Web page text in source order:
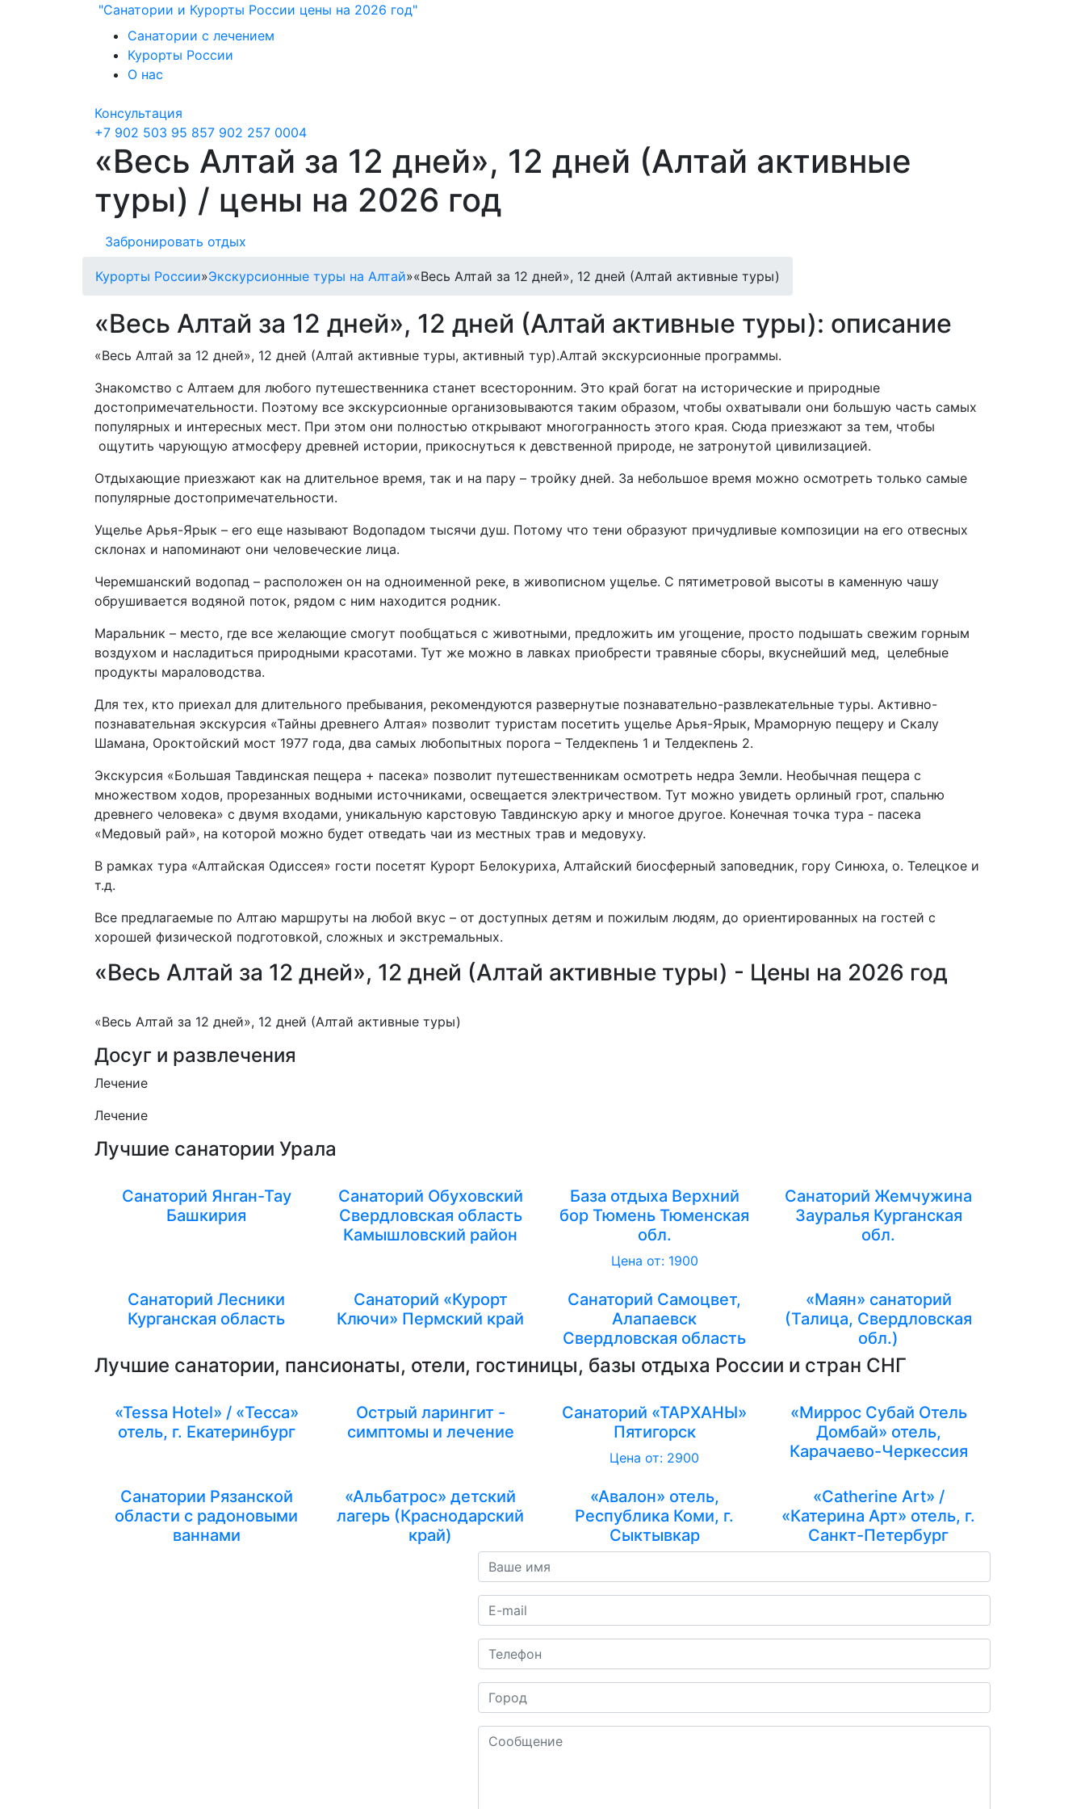
"Санатории и Курорты России цены на 2026 год"
Санатории с лечением
Курорты России
О нас
Консультация
+7 902 503 95 857 902 257 0004
«Весь Алтай за 12 дней», 12 дней (Алтай активные
туры) / цены на 2026 год
Забронировать отдых
Курорты России»Экскурсионные туры на Алтай»«Весь Алтай за 12 дней», 12 дней (Алтай активные туры)
«Весь Алтай за 12 дней», 12 дней (Алтай активные туры): описание
«Весь Алтай за 12 дней», 12 дней (Алтай активные туры, активный тур).Алтай экскурсионные программы.
Знакомство с Алтаем для любого путешественника станет всесторонним. Это край богат на исторические и природные
достопримечательности. Поэтому все экскурсионные организовываются таким образом, чтобы охватывали они большую часть самых
популярных и интересных мест. При этом они полностью открывают многогранность этого края. Сюда приезжают за тем, чтобы
ощутить чарующую атмосферу древней истории, прикоснуться к девственной природе, не затронутой цивилизацией.
Отдыхающие приезжают как на длительное время, так и на пару – тройку дней. За небольшое время можно осмотреть только самые
популярные достопримечательности.
Ущелье Арья-Ярык – его еще называют Водопадом тысячи душ. Потому что тени образуют причудливые композиции на его отвесных
склонах и напоминают они человеческие лица.
Черемшанский водопад – расположен он на одноименной реке, в живописном ущелье. С пятиметровой высоты в каменную чашу
обрушивается водяной поток, рядом с ним находится родник.
Маральник – место, где все желающие смогут пообщаться с животными, предложить им угощение, просто подышать свежим горным
воздухом и насладиться природными красотами. Тут же можно в лавках приобрести травяные сборы, вкуснейший мед, целебные
продукты мараловодства.
Для тех, кто приехал для длительного пребывания, рекомендуются развернутые познавательно-развлекательные туры. Активно-
познавательная экскурсия «Тайны древнего Алтая» позволит туристам посетить ущелье Арья-Ярык, Мраморную пещеру и Скалу
Шамана, Ороктойский мост 1977 года, два самых любопытных порога – Телдекпень 1 и Телдекпень 2.
Экскурсия «Большая Тавдинская пещера + пасека» позволит путешественникам осмотреть недра Земли. Необычная пещера с
множеством ходов, прорезанных водными источниками, освещается электричеством. Тут можно увидеть орлиный грот, спальню
древнего человека» с двумя входами, уникальную карстовую Тавдинскую арку и многое другое. Конечная точка тура - пасека
«Медовый рай», на которой можно будет отведать чаи из местных трав и медовуху.
В рамках тура «Алтайская Одиссея» гости посетят Курорт Белокуриха, Алтайский биосферный заповедник, гору Синюха, о. Телецкое и
т.д.
Все предлагаемые по Алтаю маршруты на любой вкус – от доступных детям и пожилым людям, до ориентированных на гостей с
хорошей физической подготовкой, сложных и экстремальных.
«Весь Алтай за 12 дней», 12 дней (Алтай активные туры) - Цены на 2026 год
«Весь Алтай за 12 дней», 12 дней (Алтай активные туры)
Досуг и развлечения
Лечение
Лечение
Лучшие санатории Урала
Санаторий Янган-Тау
Башкирия
Санаторий Обуховский
Свердловская область
Камышловский район
База отдыха Верхний
бор Тюмень Тюменская
обл.
Цена от: 1900
Санаторий Жемчужина
Зауралья Курганская
обл.
Санаторий Лесники
Курганская область
Санаторий «Курорт
Ключи» Пермский край
Санаторий Самоцвет,
Алапаевск
Свердловская область
«Маян» санаторий
(Талица, Свердловская
обл.)
Лучшие санатории, пансионаты, отели, гостиницы, базы отдыха России и стран СНГ
«Tessa Hotel» / «Тесса»
отель, г. Екатеринбург
Острый ларингит -
симптомы и лечение
Санаторий «ТАРХАНЫ»
Пятигорск
Цена от: 2900
«Миррос Субай Отель
Домбай» отель,
Карачаево-Черкессия
Санатории Рязанской
области с радоновыми
ваннами
«Альбатрос» детский
лагерь (Краснодарский
край)
«Авалон» отель,
Республика Коми, г.
Сыктывкар
«Catherine Art» /
«Катерина Арт» отель, г.
Санкт-Петербург